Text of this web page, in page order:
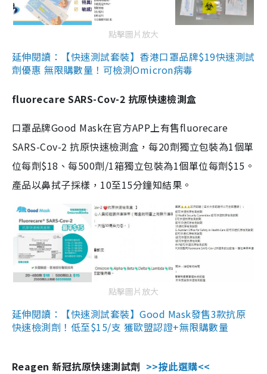
點擊圖片放大
延伸閱讀：【快速測試套裝】香港口罩品牌$19快速測試
劑優惠 無限購數量！可檢測Omicron病毒
fluorecare SARS-Cov-2 抗原快速檢測盒
口罩品牌Good Mask在官方APP上有售fluorecare
SARS-Cov-2 抗原快速檢測盒，每20劑獨立包裝為1個單
位每劑$18、每500劑/1箱獨立包裝為1個單位每劑$15。
產品以鼻拭子採樣，10至15分鐘知結果。
點擊圖片放大
延伸閱讀：【快速測試套裝】Good Mask發售3款抗原
快速檢測劑！低至$15/支 獲歐盟認證+無限購數量
Reagen 新冠抗原快速測試劑 >>按此選購<<